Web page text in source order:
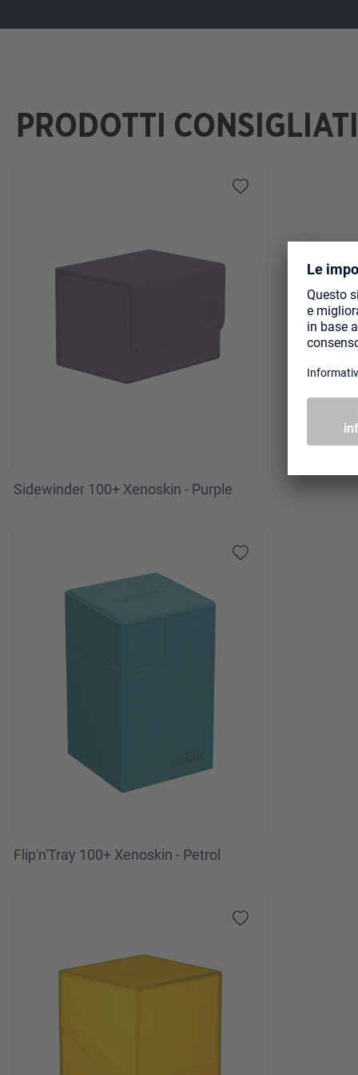
PRODOTTI CONSIGLIATI
Sidewinder 100+ Xenoskin - Purple
Flip'n'Tray 100+ Xenoskin - Petrol